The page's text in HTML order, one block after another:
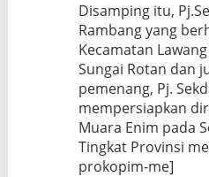
Disamping itu,
Rambang yang
Kecamatan
Sungai Rotan dan
pemenang, Pj.
mempersiapkan
Muara Enim pada
Tingkat Provinsi
prokopim-me]